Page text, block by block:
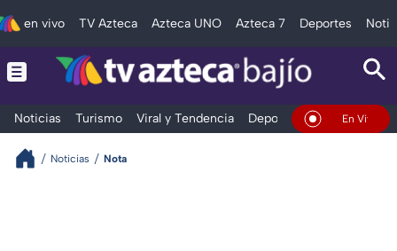
en vivo TV Azteca Azteca UNO Azteca 7 Deportes
Noticias Turismo Viral y Tendencia Deportes Espectáculos
En Vivo
Noticias Nota